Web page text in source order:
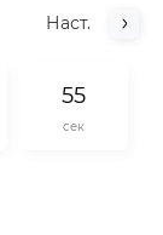
Наст.
55
сек